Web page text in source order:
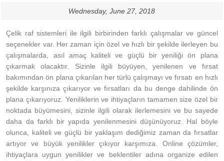
Wednesday, June 27, 2018
Çelik raf sistemleri ile ilgili birbirinden farklı çalışmalar ve güncel
seçenekler var. Her zaman için özel ve hızlı bir şekilde ilerleyen bu
çalışmalarda, asıl amaç kaliteli ve güçlü bir yeniliği ön plana
çıkarmak olacaktır. Sizinle ilgili büyüyen, yenilenen ve fırsat
bakımından ön plana çıkarılan her türlü çalışmayı ve fırsatı en hızlı
şekilde karşınıza çıkarıyor ve fırsatları da bu denge dahilinde ön
plana çıkarıyoruz. Yeniliklerin ve ihtiyaçların tamamen size özel bir
noktada büyümesini, sizinle ilgili olarak ilerlemesini ve bu sayede
daha da farklı bir yapıda yenilenmesini düşünüyoruz. Hal böyle
olunca, kaliteli ve güçlü bir yaklaşım dediğimiz zaman da fırsatlar
artıyor ve büyük yenilikler çıkıyor karşımıza. Online çözümler,
ihtiyaçlara uygun yenilikler ve beklentiler adına organize edilen